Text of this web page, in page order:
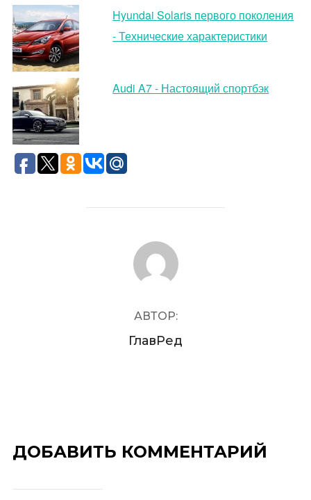
Hyundai Solaris первого поколения
- Технические характеристики
Audi A7 - Настоящий спортбэк
АВТОР ЗАПИСИ
АВТОР:
ГлавРед
ДОБАВИТЬ КОММЕНТАРИЙ